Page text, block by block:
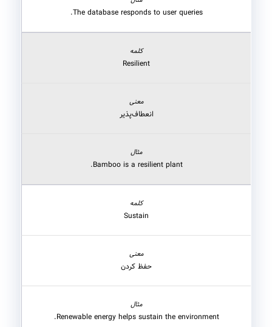
The database responds to user queries.
Resilient
انعطاف‌پذیر
Bamboo is a resilient plant.
Sustain
حفظ کردن
Renewable energy helps sustain the environment.